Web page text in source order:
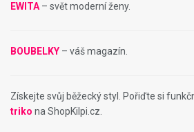
EWITA – svět moderní ženy.
BOUBELKY – váš magazín.
Získejte svůj běžecký styl. Pořiďte si
triko na ShopKilpi.cz.